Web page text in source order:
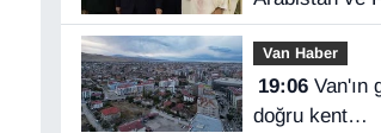
üçlü savunma
anlaşması
Van Haber
19:06Van'ın geleceği
doğru kent